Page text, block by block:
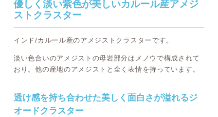
優しく淡い紫色が美しいカルール産アメジ
ストクラスター
インド/カルール産のアメジストクラスターです。
淡い色合いのアメジストの母岩部分はメノウで構成されて
おり。他の産地のアメジストと全く表情を持っています。
透け感を持ち合わせた美しく面白さが溢れるジ
オードクラスター